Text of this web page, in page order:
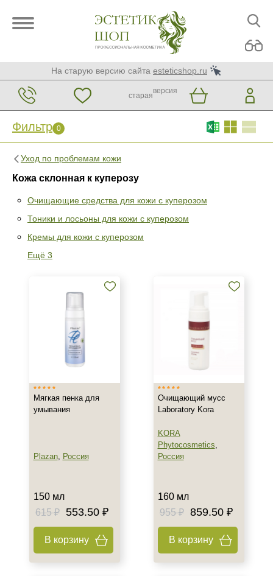
На старую версию сайта esteticshop.ru
старая
версия
Фильтр 0
Уход по проблемам кожи
Кожа склонная к куперозу
Очищающие средства для кожи с куперозом
Тоники и лосьоны для кожи с куперозом
Кремы для кожи с куперозом
Ещё 3
Фильтр 0
ARDEMI
Страна
Испания
Россия
Показать еще
Тип товара
Мягкая пенка для
умывания
Plazan, Россия
150 мл
615 ₽
553.50 ₽
В корзину
Очищающий мусс
Laboratory Kora
KORA
Phytocosmetics,
Россия
160 мл
955 ₽
859.50 ₽
В корзину